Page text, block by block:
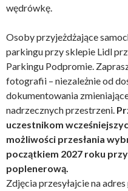
wędrówkę.
Osoby przyjeżdżające
parkingu przy sklepie Lidl
Parkingu Podpromie.
fotografii – niezależnie od
dokumentowania
nadrzecznych przestrzeni.
uczestnikom
możliwości przesłania
początkiem 2027 roku
poplenerową.
Zdjęcia przesyłajcie na adres